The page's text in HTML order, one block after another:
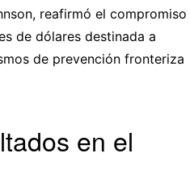
reafirmó el compromiso
de dólares destinada a
de prevención fronteriza
en el